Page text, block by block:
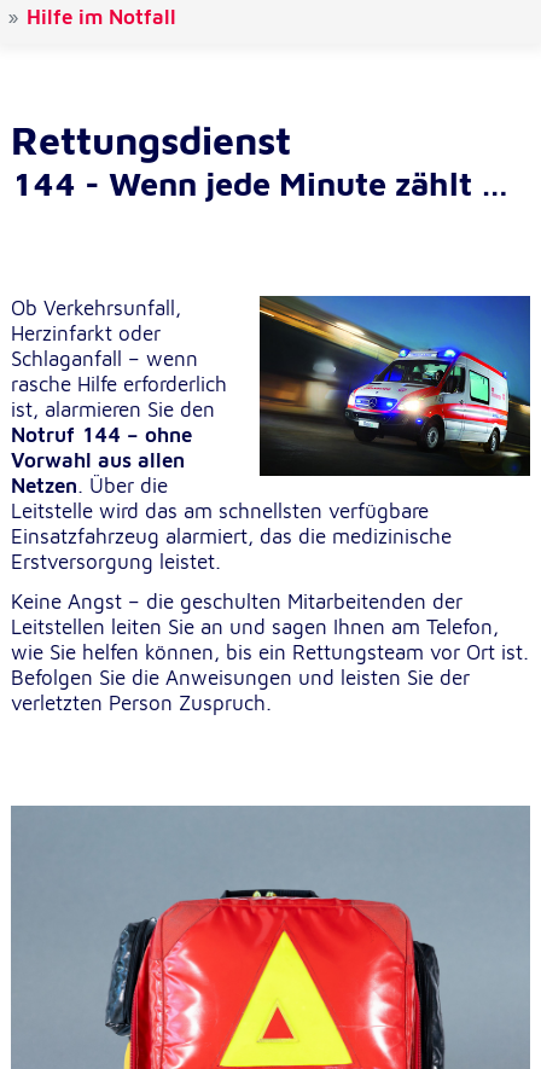
Hilfe im Notfall
Rettungsdienst
144 - Wenn jede Minute zählt …
Ob Verkehrsunfall,
Herzinfarkt oder
Schlaganfall – wenn
rasche Hilfe erforderlich
ist, alarmieren Sie den
Notruf 144 – ohne
Vorwahl aus allen
Netzen. Über die
Leitstelle wird das am schnellsten verfügbare
Einsatzfahrzeug alarmiert, das die medizinische
Erstversorgung leistet.
Keine Angst – die geschulten Mitarbeitenden der
Leitstellen leiten Sie an und sagen Ihnen am Telefon,
wie Sie helfen können, bis ein Rettungsteam vor Ort ist.
Befolgen Sie die Anweisungen und leisten Sie der
verletzten Person Zuspruch.
Einverständnis-Cookie
Name:
Einverständnis-Optionen des Benutzers
Cookie Laufzeit:
1 Jahr
Statistik
Statistik Cookies erfassen Informationen anonym.
Diese Informationen helfen uns zu verstehen, wie
unsere Besucher unsere Website nutzen.
Google Analytics
Name:
_ga, _gid, _gac_gb_
Zweck:
24 Stunden - 2 Jahre
Google Tag Manager
Anbieter:
Google LLC